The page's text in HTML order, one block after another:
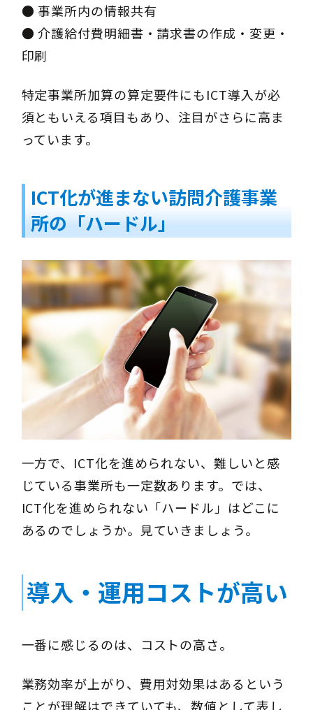
● 事業所内の情報共有
● 介護給付費明細書・請求書の作成・変更・
印刷
特定事業所加算の算定要件にもICT導入が必
須ともいえる項目もあり、注目がさらに高ま
っています。
ICT化が進まない訪問介護事業
所の「ハードル」
一方で、ICT化を進められない、難しいと感
じている事業所も一定数あります。では、
ICT化を進められない「ハードル」はどこに
あるのでしょうか。見ていきましょう。
導入・運用コストが高い
一番に感じるのは、コストの高さ。
業務効率が上がり、費用対効果はあるという
ことが理解はできていても、数値として表し